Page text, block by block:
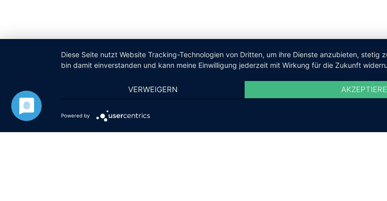
Diese Seite nutzt Website Tracking-Technologien von Dritten, um ihre Dienste anzubieten,
bin damit einverstanden und kann meine Einwilligung jederzeit mit Wirkung für die Zukunft
VERWEIGERN
Powered by